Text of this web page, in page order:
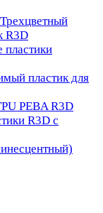
R3D
пластик для
PEBA R3D
R3D с